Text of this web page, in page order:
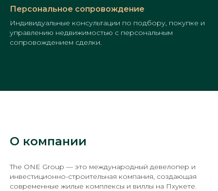
Персональное сопровождение
Индивидуальные консультации по подбору, покупке и
управлению недвижимостью с персональным
сопровождением сделки.
О компании
The ONE Group — это международный девелопер и
инвестиционно-строительная компания, создающая
современные жилые комплексы и виллы на Пхукете.